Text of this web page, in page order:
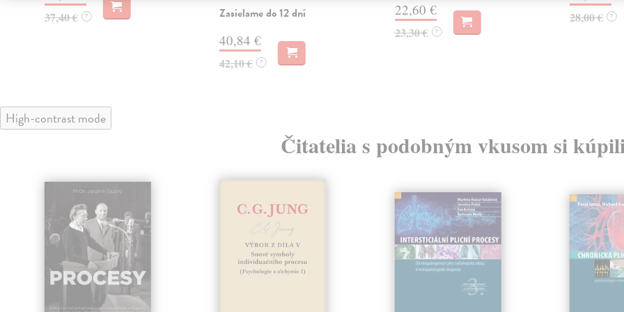
37,40 € ? Zasielame do 12 dní
40,84 €
42,10 € ?
22,60 €
23,30 € ?
28,00 € ?
High-contrast mode
Čitatelia s podobným vkusom si